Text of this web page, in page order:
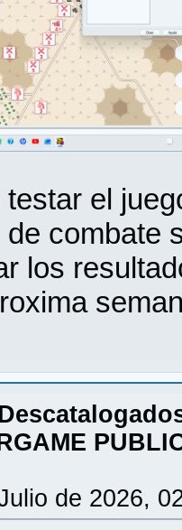
testar el
combate
los
de 2026,